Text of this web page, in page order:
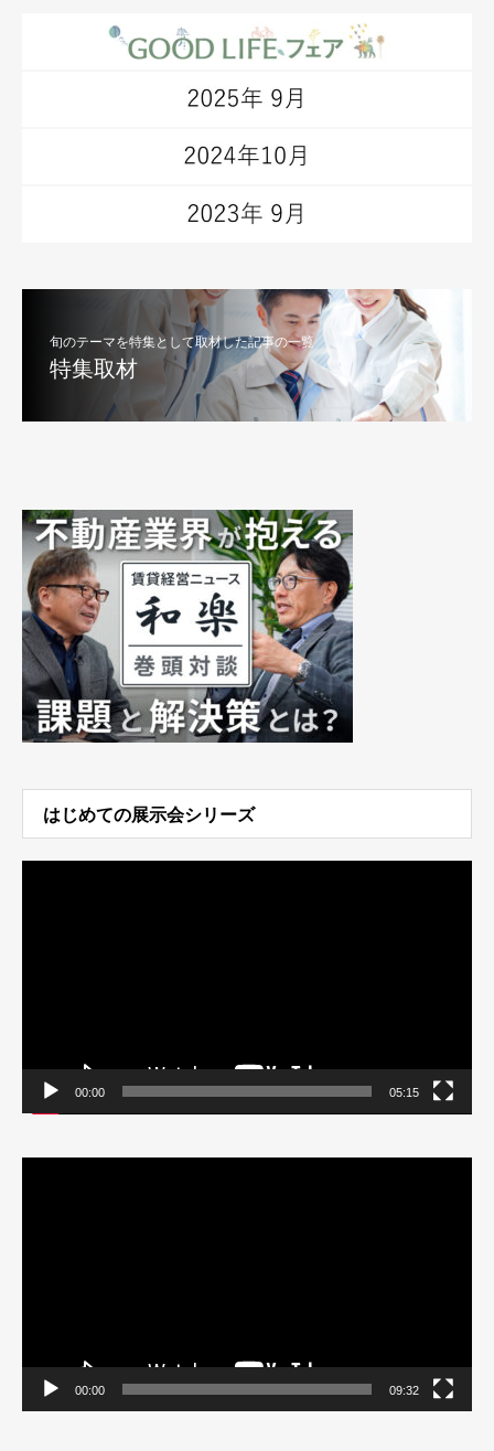
旬のテーマを特集として取材した記事の一覧
特集取材
はじめての展示会シリーズ
00:00 05:15
00:00 09:32